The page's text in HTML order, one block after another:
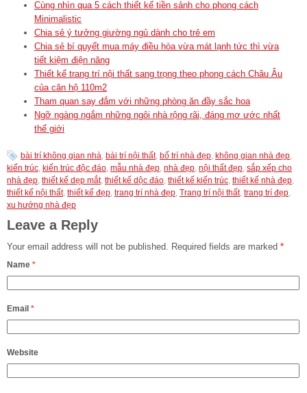
Cùng nhìn qua 5 cách thiết kế tiền sảnh cho phong cách
Minimalistic
Chia sẻ ý tưởng giường ngủ dành cho trẻ em
Chia sẻ bí quyết mua máy điều hòa vừa mát lạnh tức thì vừa
tiết kiệm điện năng
Thiết kế trang trí nội thất sang trọng theo phong cách Châu Âu
của căn hộ 110m2
Tham quan say đắm với những phòng ăn đầy sắc hoa
Ngỡ ngàng ngắm những ngôi nhà rộng rãi, đáng mơ ước nhất
thế giới
bài trí không gian nhà bài trí nội thất, bố trí nhà đẹp không gian nhà đẹp
kiến trúc kiến trúc độc đáo mẫu nhà đẹp nhà đẹp nội thất đẹp sắp xếp cho
nhà đẹp thiết kế dẹp mắt, thiết kế dộc đáo thiết kế kiến trúc thiết kế nhà đẹp
thiết kế nội thất, thiết kế đẹp trang trí nhà đẹp Trang trí nội thất, trang trí đẹp
xu hướng nhà đẹp
Leave a Reply
Your email address will not be published. Required fields are marked *
Name *
Email *
Website